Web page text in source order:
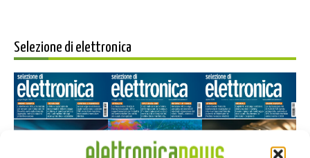
Selezione di elettronica